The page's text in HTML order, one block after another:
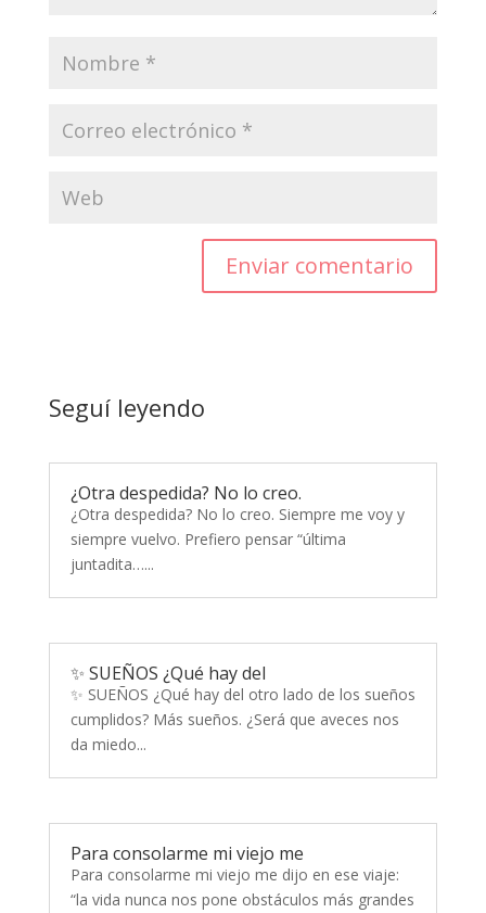
Enviar comentario
Seguí leyendo
¿Otra despedida? No lo creo.
¿Otra despedida? No lo creo. Siempre me voy y
siempre vuelvo. Prefiero pensar “última
juntadita…...
✨ SUEÑOS ¿Qué hay del
✨ SUEÑOS ¿Qué hay del otro lado de los sueños
cumplidos? Más sueños. ¿Será que aveces nos
da miedo...
Para consolarme mi viejo me
Para consolarme mi viejo me dijo en ese viaje:
“la vida nunca nos pone obstáculos más grandes